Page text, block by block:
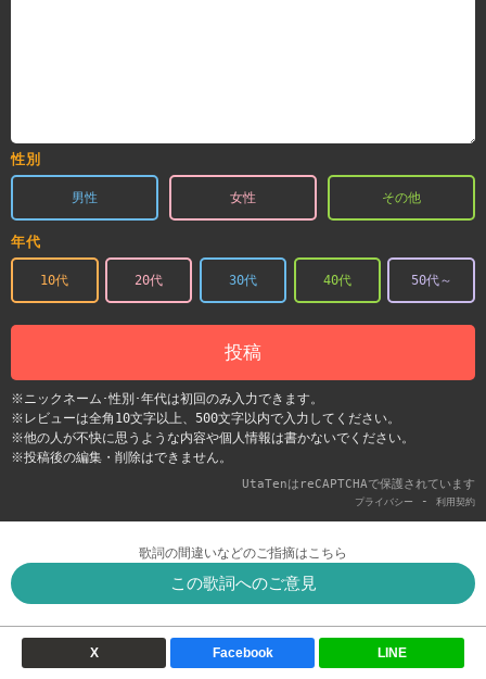
性別
男性 女性 その他
年代
10代 20代 30代 40代 50代～
投稿
※ニックネーム･性別･年代は初回のみ入力できます。
※レビューは全角10文字以上、500文字以内で入力してください。
※他の人が不快に思うような内容や個人情報は書かないでください。
※投稿後の編集・削除はできません。
UtaTenはreCAPTCHAで保護されています
プライバシー - 利用契約
歌詞の間違いなどのご指摘はこちら
この歌詞へのご意見
X Facebook LINE